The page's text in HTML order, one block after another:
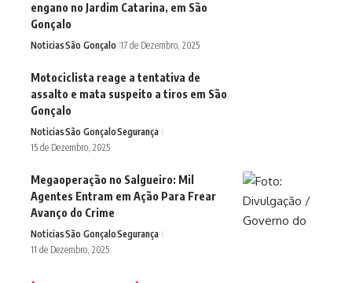
engano no Jardim Catarina, em São
Gonçalo
NoticiasSão Gonçalo 17 de Dezembro, 2025
Motociclista reage a tentativa de
assalto e mata suspeito a tiros em São
Gonçalo
NoticiasSão GonçaloSegurança
15 de Dezembro, 2025
Megaoperação no Salgueiro: Mil
Agentes Entram em Ação Para Frear
Avanço do Crime
NoticiasSão GonçaloSegurança
11 de Dezembro, 2025